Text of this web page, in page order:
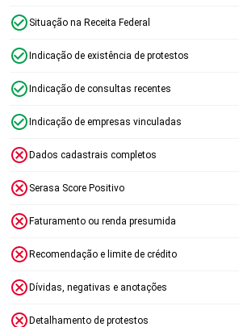
Situação na Receita Federal
Indicação de existência de protestos
Indicação de consultas recentes
Indicação de empresas vinculadas
Dados cadastrais completos
Serasa Score Positivo
Faturamento ou renda presumida
Recomendação e limite de crédito
Dívidas, negativas e anotações
Detalhamento de protestos